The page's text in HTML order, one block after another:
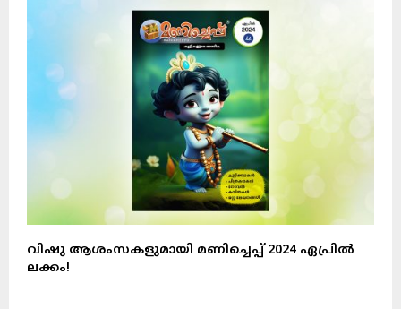
വിഷു ആശംസകളുമായി മണിച്ചെപ്പ് 2024 ഏപ്രിൽ
ലക്കം!